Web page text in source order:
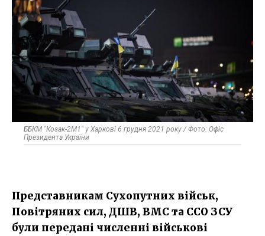
ББКМ "Козак-2М1" у Харкові 6 грудня 2021 року / Фото: Офіс
Президента України
Представникам Сухопутних військ,
Повітряних сил, ДШВ, ВМС та ССО ЗСУ
були передані численні військові